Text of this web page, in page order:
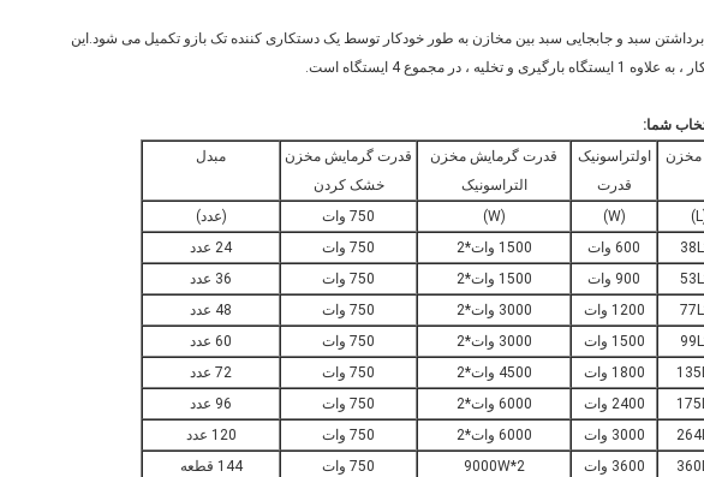
سبد و جابجایی سبد بین مخازن به طور خودکار توسط یک دستکاری کننده تک بازو تکمیل می شود.این
شما:
اولتراسونیک
قدرت
قدرت گرمایش مخزن
التراسونیک
قدرت گرمایش مخزن
خشک کردن
مبدل
(W)
(W) 750 وات
(عدد)
600 وات 1500 وات*2 750 وات
24 عدد
900 وات 1500 وات*2 750 وات
36 عدد
1200 وات 3000 وات*2 750 وات
48 عدد
1500 وات 3000 وات*2 750 وات
60 عدد
1800 وات 4500 وات*2 750 وات
72 عدد
2400 وات 6000 وات*2 750 وات
96 عدد
3000 وات 6000 وات*2 750 وات
120 عدد
3600 وات 9000W*2 750 وات
144 قطعه